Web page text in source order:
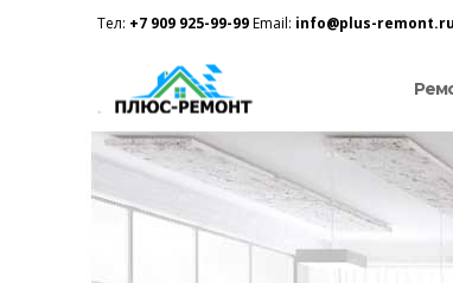
Тел: +7 909 925-99-99Email: info@plus-remont.ru